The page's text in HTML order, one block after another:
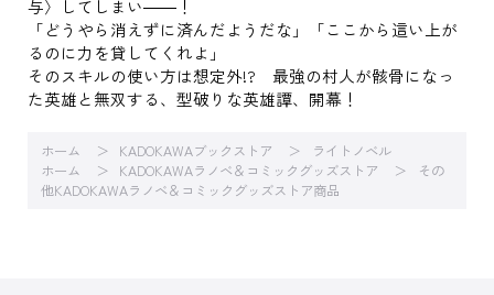
与〉してしまい――！
「どうやら消えずに済んだようだな」「ここから這い上が
るのに力を貸してくれよ」
そのスキルの使い方は想定外!? 最強の村人が骸骨になっ
た英雄と無双する、型破りな英雄譚、開幕！
ホーム KADOKAWAブックストア
ライトノベル
ホーム
KADOKAWAラノベ＆コミックグッズストア
その
他KADOKAWAラノベ＆コミックグッズストア商品